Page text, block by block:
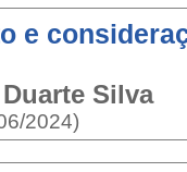
e
Silva
2024)